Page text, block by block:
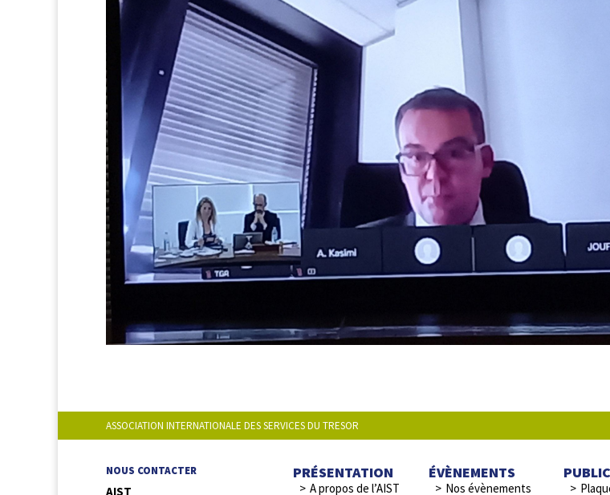
ASSOCIATION INTERNATIONALE DES SERVICES DU TRESOR
NOUS CONTACTER
AIST
PRÉSENTATION
A propos de l’AIST
ÉVÈNEMENTS
Nos évènements